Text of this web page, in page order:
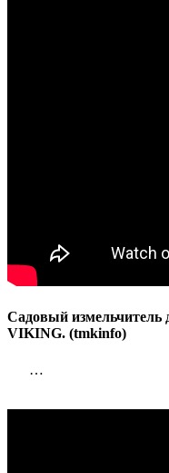
Садовый
VIKING. (tmkinfo)
…